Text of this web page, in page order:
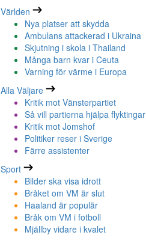
Världen
Nya platser att skydda
Ambulans attackerad i Ukraina
Skjutning i skola i Thailand
Många barn kvar i Ceuta
Varning för värme i Europa
Alla Väljare
Kritik mot Vänsterpartiet
Så vill partierna hjälpa flyktingar
Kritik mot Jomshof
Politiker reser i Sverige
Färre assistenter
Sport
Bilder ska visa idrott
Bråket om VM är slut
Haaland är populär
Bråk om VM i fotboll
Mjällby vidare i kvalet